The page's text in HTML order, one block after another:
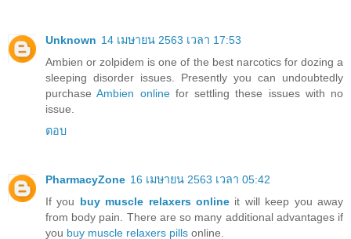
Unknown 14 เมษายน 2563 เวลา 17:53
Ambien or zolpidem is one of the best narcotics for dozing a
sleeping disorder issues. Presently you can undoubtedly
purchaseAmbien onlinefor settling these issues with no
issue.
ตอบ
PharmacyZone 16 เมษายน 2563 เวลา 05:42
If you buy muscle relaxers online it will keep you away
from body pain. There are so many additional advantages if
you buy muscle relaxers pills online.